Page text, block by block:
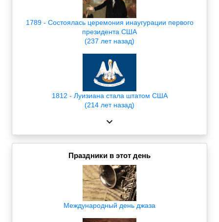
1789 - Состоялась церемония инаугурации первого
президента США
(237 лет назад)
1812 - Луизиана стала штатом США
(214 лет назад)
Праздники в этот день
Международный день джаза